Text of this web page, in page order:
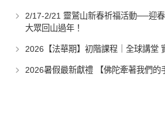
2/17-2/21 靈鷲山新春祈福活動──迎
大眾回山過年！
2026【法華期】初階課程｜全球講堂
2026暑假最新獻禮 【佛陀牽著我們的